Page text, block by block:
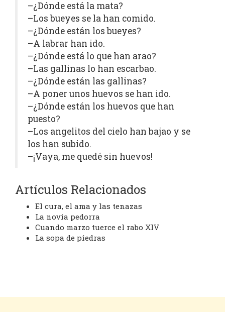
–¿Dónde está la mata?
–Los bueyes se la han comido.
–¿Dónde están los bueyes?
–A labrar han ido.
–¿Dónde está lo que han arao?
–Las gallinas lo han escarbao.
–¿Dónde están las gallinas?
–A poner unos huevos se han ido.
–¿Dónde están los huevos que han
puesto?
–Los angelitos del cielo han bajao y se
los han subido.
–¡Vaya, me quedé sin huevos!
Artículos Relacionados
El cura, el ama y las tenazas
La novia pedorra
Cuando marzo tuerce el rabo XIV
La sopa de piedras